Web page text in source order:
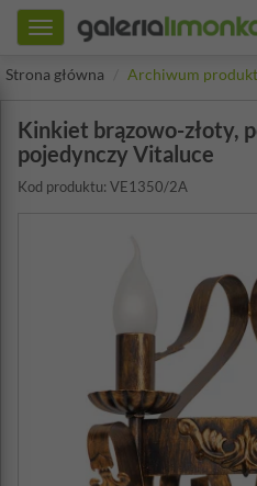
Toggle
navigation
Strona główna
Archiwum
Kinkiet brązowo-złoty,
pojedynczy Vitaluce
Kod produktu: VE1350/2A